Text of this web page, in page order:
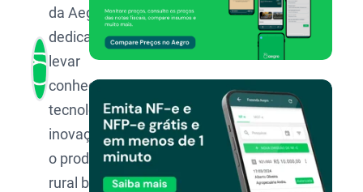
da Aegro,
dedicada a
levar
conhecimento,
tecnologia e
inovação para
o produtor
rural brasileiro.